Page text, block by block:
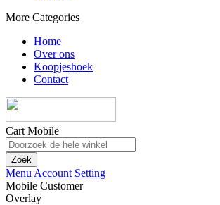
More Categories
Home
Over ons
Koopjeshoek
Contact
Cart Mobile
Zoek
Menu Account Setting
Mobile Customer
Overlay